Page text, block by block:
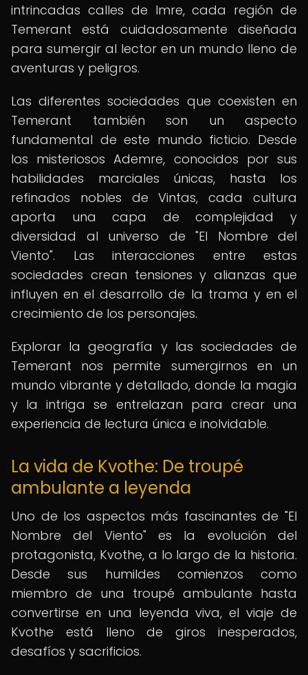
intrincadas calles de Imre, cada región de
Temerant está cuidadosamente diseñada
para sumergir al lector en un mundo lleno de
aventuras y peligros.
Las diferentes sociedades que coexisten en
Temerant también son un aspecto
fundamental de este mundo ficticio. Desde
los misteriosos Ademre, conocidos por sus
habilidades marciales únicas, hasta los
refinados nobles de Vintas, cada cultura
aporta una capa de complejidad y
diversidad al universo de "El Nombre del
Viento". Las interacciones entre estas
sociedades crean tensiones y alianzas que
influyen en el desarrollo de la trama y en el
crecimiento de los personajes.
Explorar la geografía y las sociedades de
Temerant nos permite sumergirnos en un
mundo vibrante y detallado, donde la magia
y la intriga se entrelazan para crear una
experiencia de lectura única e inolvidable.
La vida de Kvothe: De troupé
ambulante a leyenda
Uno de los aspectos más fascinantes de "El
Nombre del Viento" es la evolución del
protagonista, Kvothe, a lo largo de la historia.
Desde sus humildes comienzos como
miembro de una troupé ambulante hasta
convertirse en una leyenda viva, el viaje de
Kvothe está lleno de giros inesperados,
desafíos y sacrificios.